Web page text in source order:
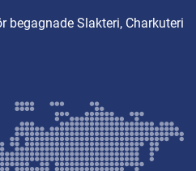
begagnade Slakteri, Charkuteri